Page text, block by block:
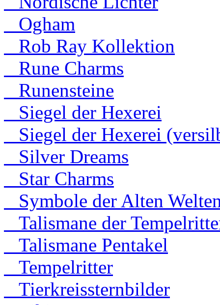
Ogham
Rob Ray Kollektion
Rune Charms
Runensteine
Siegel der Hexerei
Siegel der Hexerei
Silver Dreams
Star Charms
Symbole der Alten
Talismane der
Talismane Pentakel
Tempelritter
Tierkreissternbilder